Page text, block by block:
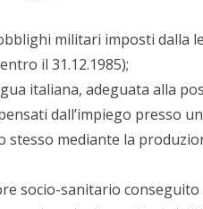
militari imposti dalla
il 31.12.1985);
italiana, adeguata alla
dall’impiego presso
stesso mediante la
socio-sanitario